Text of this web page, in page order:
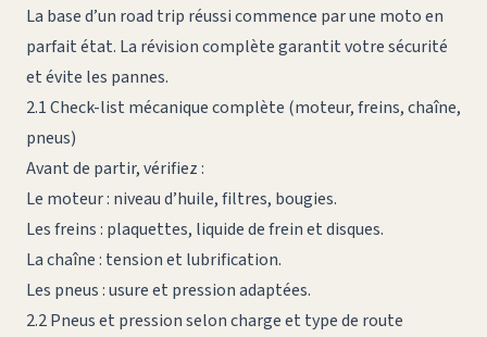
La base d’un road trip réussi commence par une moto en
parfait état. La révision complète garantit votre sécurité
et évite les pannes.
2.1 Check-list mécanique complète (moteur, freins, chaîne,
pneus)
Avant de partir, vérifiez :
Le moteur : niveau d’huile, filtres, bougies.
Les freins : plaquettes, liquide de frein et disques.
La chaîne : tension et lubrification.
Les pneus : usure et pression adaptées.
2.2 Pneus et pression selon charge et type de route